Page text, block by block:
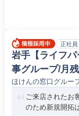
正社員
岩手【ライフ
事グループ/月
ほけんの窓口グルー
ご来店されたお
のため新規開拓